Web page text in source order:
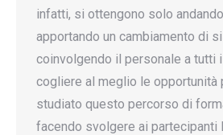
infatti, si ottengono solo
apportando un cambiamento di
coinvolgendo il personale a tutti
cogliere al meglio le
studiato questo percorso di
facendo svolgere ai partecipanti